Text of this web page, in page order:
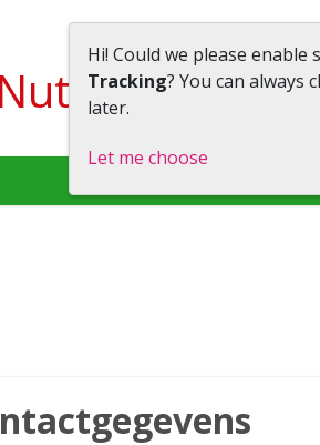
Nutsschool
Hi! Could we please
Tracking? You can always
later.
Let me choose